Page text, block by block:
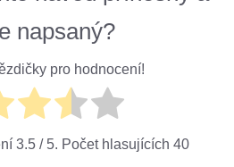
napsaný?
pro hodnocení!
3.5/ 5. Počet hlasujících 40